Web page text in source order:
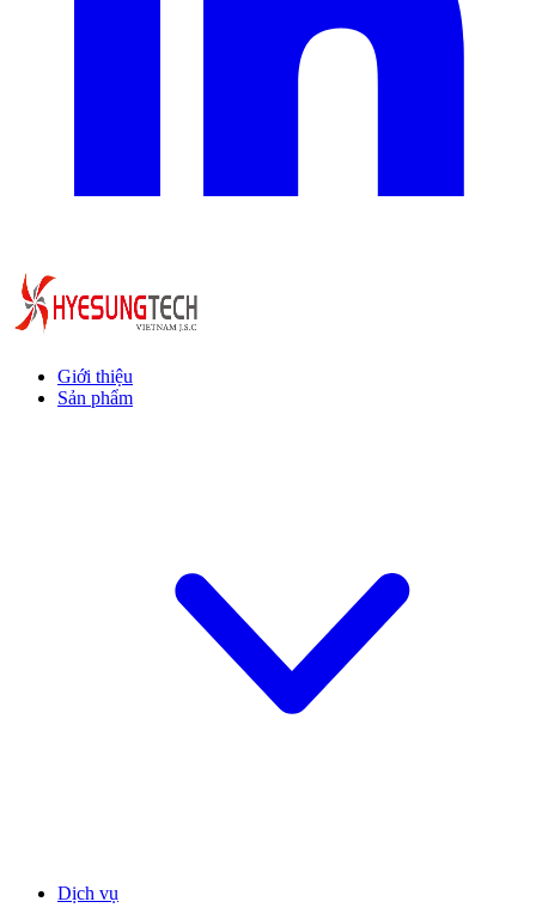
Giới thiệu
Sản phẩm
Dịch vụ